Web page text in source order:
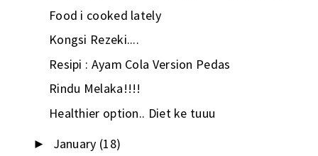
Food i cooked lately
Kongsi Rezeki....
Resipi : Ayam Cola Version Pedas
Rindu Melaka!!!!
Healthier option.. Diet ke tuuu
► January (18)